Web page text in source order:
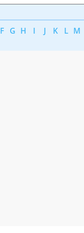
F G H I J K L M